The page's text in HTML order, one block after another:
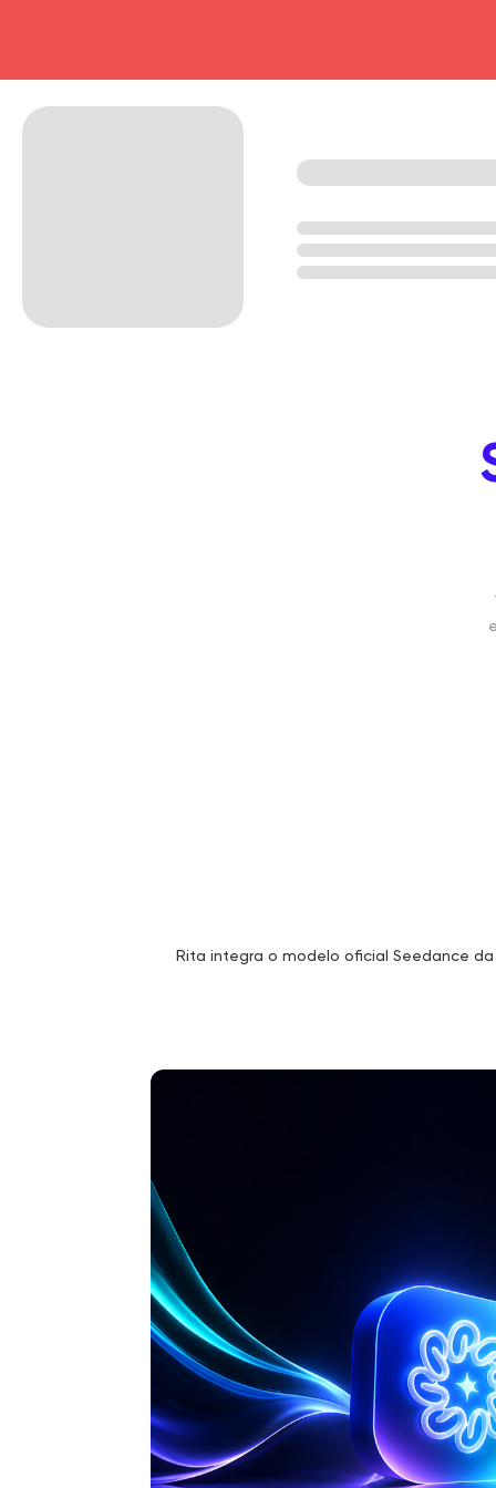
Rita integra o modelo oficial Seedance